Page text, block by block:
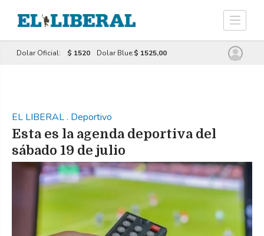
Dolar Oficial: $ 1520 Dolar Blue:$ 1525,00
EL LIBERAL. Deportivo
Esta es la agenda deportiva del
sábado 19 de julio